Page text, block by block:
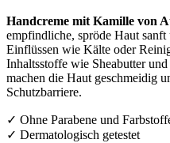
Handcreme mit Kamille von
empfindliche, spröde Haut sanft
Einflüssen wie Kälte oder
Inhaltsstoffe wie Sheabutter
machen die Haut geschmeidig
Schutzbarriere.
✓ Ohne Parabene und
✓ Dermatologisch getestet